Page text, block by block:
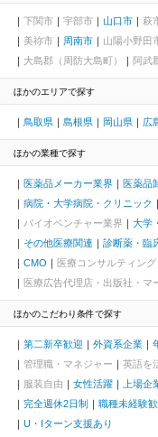
下関市 宇部市 山口市 萩
美祢市
周南市 山陽小野田
大島郡（周防大島町）
阿武
ほかのエリアで探す
鳥取県 島根県 岡山県 広
ほかの業種で探す
医薬品メーカー業界 医薬品
病院・大学病院・クリニック
バイオベンチャー業界
大学
その他医療関連
診断薬・臨
CMO
医療コンサルティング
医療広告代理店・出版社・マ
ほかのこだわり条件で探す
第二新卒歓迎 外資系企業
管理職・マネジャー
英語を
服装自由
女性活躍 上場企
完全週休2日制
職種未経験
U・Iターン支援あり